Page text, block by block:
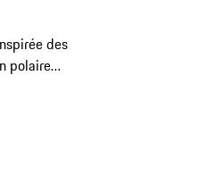
des
polaire